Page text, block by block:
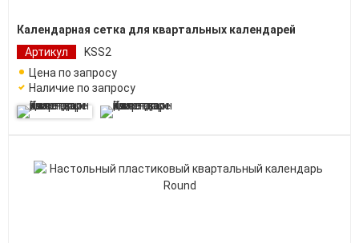
Календарная сетка для квартальных календарей
Артикул
KSS2
Цена по запросу
Наличие по запросу